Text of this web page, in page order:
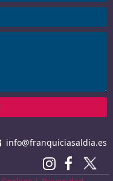
info@franquiciasaldia.es